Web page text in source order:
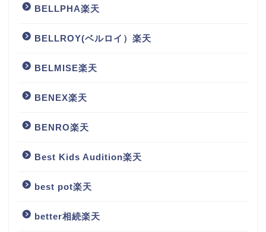
BELLPHA楽天
BELLROY(ベルロイ）楽天
BELMISE楽天
BENEX楽天
BENRO楽天
Best Kids Audition楽天
best pot楽天
better相続楽天